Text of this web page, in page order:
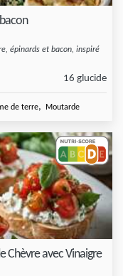
épinards et bacon, inspiré
16 glucide
de terre, Moutarde
Chèvre avec Vinaigre